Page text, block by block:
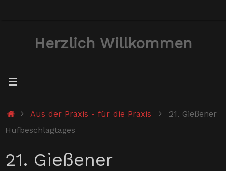
Herzlich Willkommen
StartAus der Praxis - für die Praxis
21. Gießener
Hufbeschlagtages
21. Gießener